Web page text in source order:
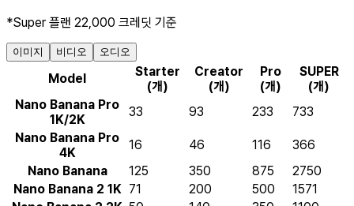
*Super 플랜 22,000 크레딧 기준
이미지 비디오 오디오
Model
Starter
(개)
Creator
(개)
Pro
(개)
SUPER
(개)
Nano Banana Pro
1K/2K
33 93 233
733
Nano Banana Pro
4K
16 46 116
366
Nano Banana
125 350 875
2750
Nano Banana 2 1K 71 200 500
1571